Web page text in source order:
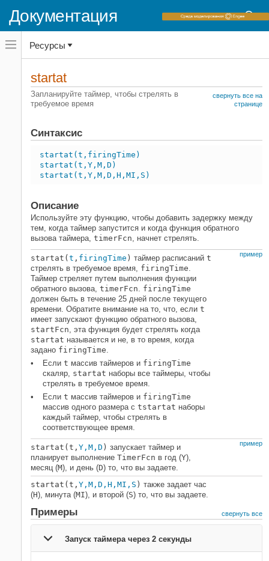
Документация
Переключатель
навигационного
меню
переключатель
навигационного
MATLAB
Программирование
startat
НА ЭТОЙ СТРАНИЦЕ
Синтаксис
Входные параметры
Смотрите также
Ресурсы
startat
Запланируйте таймер, чтобы стрелять в
требуемое время
свернуть все на
странице
Синтаксис
startat(t,firingTime)
startat(t,Y,M,D)
startat(t,Y,M,D,H,MI,S)
Описание
Используйте эту функцию, чтобы добавить задержку между
тем, когда таймер запустится и когда функция обратного
вызова таймера, timerFcn, начнет стрелять.
пример
startat( t , firingTime ) таймер расписаний t
стрелять в требуемое время, firingTime.
Таймер стреляет путем выполнения функции
обратного вызова, timerFcn. firingTime
должен быть в течение 25 дней после текущего
времени. Обратите внимание на то, что, если t
имеет запускают функцию обратного вызова,
startFcn, эта функция будет стрелять когда
startat называется и не, в то время, когда
задано firingTime.
Если t массив таймеров и firingTime
скаляр, startat наборы все таймеры, чтобы
стрелять в требуемое время.
Если t массив таймеров и firingTime
массив одного размера с tstartat наборы
каждый таймер, чтобы стрелять в
соответствующее время.
пример
startat(t, Y,M,D ) запускает таймер и
планирует выполнение TimerFcn в год (Y),
месяц (M), и день (D) то, что вы задаете.
startat(t, Y,M,D,H,MI,S ) также задает час
(H), минута (MI), и второй (S) то, что вы задаете.
Примеры свернуть все
Запуск таймера через 2 секунды